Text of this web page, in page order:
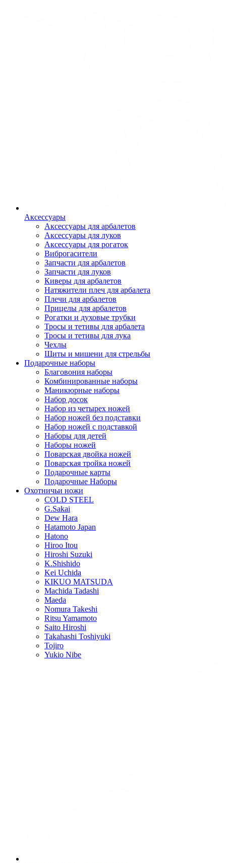
Аксессуары
Аксессуары для арбалетов
Аксессуары для луков
Аксессуары для рогаток
Виброгасители
Запчасти для арбалетов
Запчасти для луков
Киверы для арбалетов
Натяжители плеч для арбалета
Плечи для арбалетов
Прицелы для арбалетов
Рогатки и духовые трубки
Тросы и тетивы для арбалета
Тросы и тетивы для лука
Чехлы
Щиты и мишени для стрельбы
Подарочные наборы
Благовония наборы
Комбинированные наборы
Маникюрные наборы
Набор досок
Набор из четырех ножей
Набор ножей без подставки
Набор ножей с подставкой
Наборы для детей
Наборы ножей
Поварская двойка ножей
Поварская тройка ножей
Подарочные карты
Подарочные Наборы
Охотничьи ножи
COLD STEEL
G.Sakai
Dew Hara
Hatamoto Japan
Hatono
Hiroo Itou
Hiroshi Suzuki
K.Shishido
Kei Uchida
KIKUO MATSUDA
Machida Tadashi
Maeda
Nomura Takeshi
Ritsu Yamamoto
Saito Hiroshi
Takahashi Toshiyuki
Tojiro
Yukio Nibe